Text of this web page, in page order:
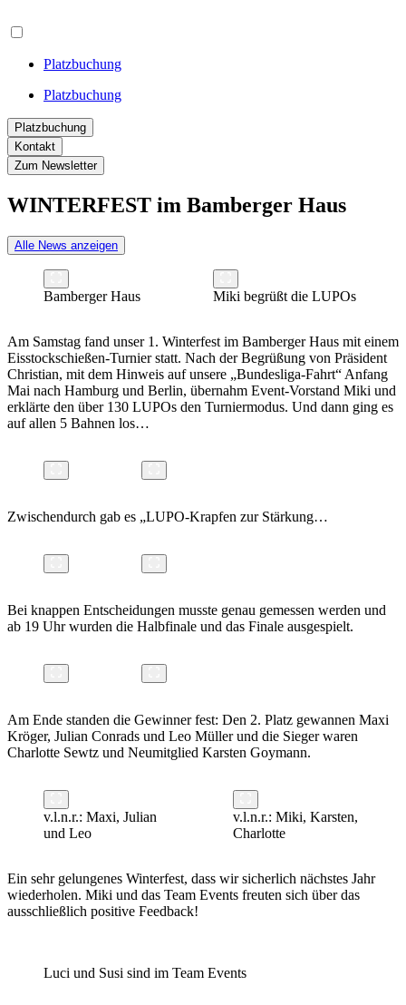
Platzbuchung
Platzbuchung
Platzbuchung
Kontakt
Zum Newsletter
WINTERFEST im Bamberger Haus
Alle News anzeigen
Bamberger Haus Miki begrüßt die LUPOs
Am Samstag fand unser 1. Winterfest im Bamberger Haus mit einem
Eisstockschießen-Turnier statt. Nach der Begrüßung von Präsident
Christian, mit dem Hinweis auf unsere „Bundesliga-Fahrt“ Anfang
Mai nach Hamburg und Berlin, übernahm Event-Vorstand Miki und
erklärte den über 130 LUPOs den Turniermodus. Und dann ging es
auf allen 5 Bahnen los…
Zwischendurch gab es „LUPO-Krapfen zur Stärkung…
Bei knappen Entscheidungen musste genau gemessen werden und
ab 19 Uhr wurden die Halbfinale und das Finale ausgespielt.
Am Ende standen die Gewinner fest: Den 2. Platz gewannen Maxi
Kröger, Julian Conrads und Leo Müller und die Sieger waren
Charlotte Sewtz und Neumitglied Karsten Goymann.
v.l.n.r.: Maxi, Julian
und Leo
v.l.n.r.: Miki, Karsten,
Charlotte
Ein sehr gelungenes Winterfest, dass wir sicherlich nächstes Jahr
wiederholen. Miki und das Team Events freuten sich über das
ausschließlich positive Feedback!
Luci und Susi sind im Team Events